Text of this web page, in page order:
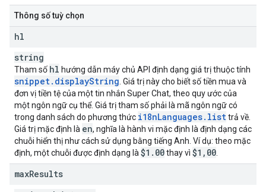
Thông số tuỳ chọn
hl
string
Tham số hl hướng dẫn máy chủ API định dạng giá trị thuộc tính
snippet. displayString . Giá trị này cho biết số tiền mua và
đơn vị tiền tệ của một tin nhắn Super Chat, theo quy ước của
một ngôn ngữ cụ thể. Giá trị tham số phải là mã ngôn ngữ có
trong danh sách do phương thức i18nLanguages. listtrả về.
Giá trị mặc định là en, nghĩa là hành vi mặc định là định dạng các
chuỗi hiển thị như cách sử dụng bằng tiếng Anh. Ví dụ: theo mặc
định, một chuỗi được định dạng là $1 . 00thay vì $1 , 00
maxResults